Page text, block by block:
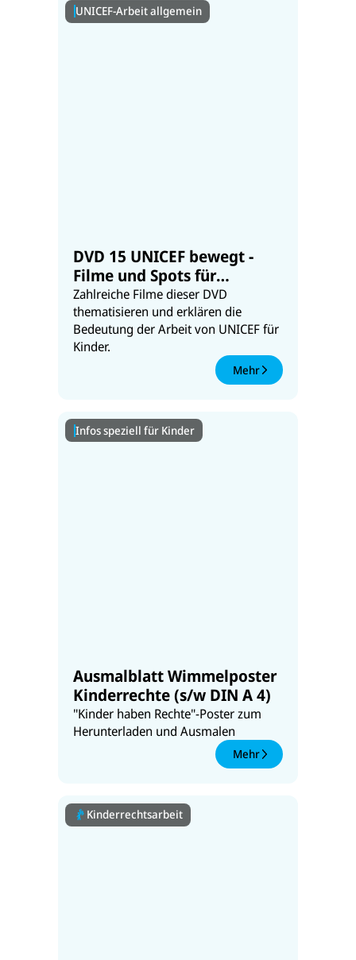
UNICEF-Arbeit allgemein
DVD 15 UNICEF bewegt -
Filme und Spots für
Engagierte
Zahlreiche Filme dieser DVD
thematisieren und erklären die
Bedeutung der Arbeit von UNICEF für
Kinder.
Mehr
Infos speziell für Kinder
Ausmalblatt Wimmelposter
Kinderrechte (s/w DIN A 4)
"Kinder haben Rechte"-Poster zum
Herunterladen und Ausmalen
Mehr
Kinderrechtsarbeit